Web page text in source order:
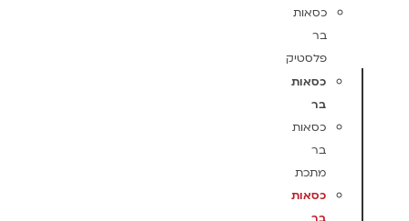
כסאות
בר
פלסטיק
כסאות
בר
כסאות
בר
מתכת
כסאות